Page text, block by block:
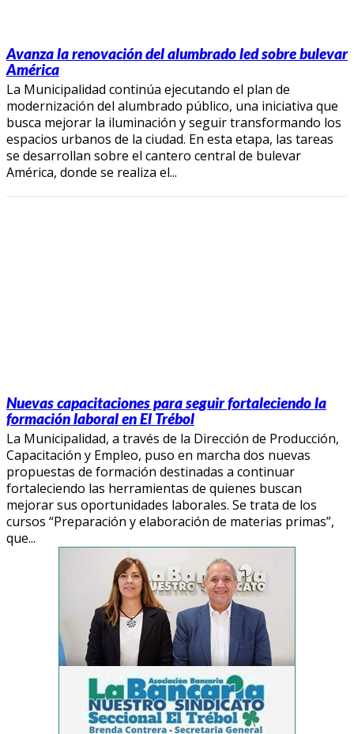
Avanza la renovación del alumbrado led sobre bulevar
América
La Municipalidad continúa ejecutando el plan de
modernización del alumbrado público, una iniciativa que
busca mejorar la iluminación y seguir transformando los
espacios urbanos de la ciudad. En esta etapa, las tareas
se desarrollan sobre el cantero central de bulevar
América, donde se realiza el...
Nuevas capacitaciones para seguir fortaleciendo la
formación laboral en El Trébol
La Municipalidad, a través de la Dirección de Producción,
Capacitación y Empleo, puso en marcha dos nuevas
propuestas de formación destinadas a continuar
fortaleciendo las herramientas de quienes buscan
mejorar sus oportunidades laborales. Se trata de los
cursos “Preparación y elaboración de materias primas”,
que...